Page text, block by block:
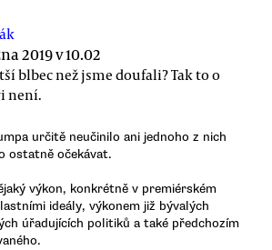
2019 v 10.02
blbec než jsme doufali? Tak to o
není.
určitě neučinilo ani jednoho z nich
ostatně očekávat.
výkon, konkrétně v premiérském
ideály, výkonem již bývalých
úřadujících politiků a také předchozím